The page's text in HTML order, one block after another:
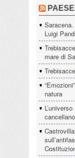
Luigi
mare di
natura